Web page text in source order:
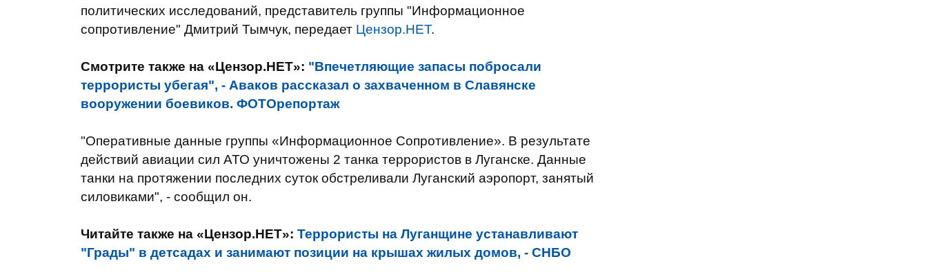
политических исследований, представитель группы "Информационное
сопротивление" Дмитрий Тымчук, передает Цензор.НЕТ.
Смотрите также на «Цензор.НЕТ»: "Впечетляющие запасы побросали
террористы убегая", - Аваков рассказал о захваченном в Славянске
вооружении боевиков. ФОТОрепортаж
"Оперативные данные группы «Информационное Сопротивление». В результате
действий авиации сил АТО уничтожены 2 танка террористов в Луганске. Данные
танки на протяжении последних суток обстреливали Луганский аэропорт, занятый
силовиками", - сообщил он.
Читайте также на «Цензор.НЕТ»: Террористы на Луганщине устанавливают
"Грады" в детсадах и занимают позиции на крышах жилых домов, - СНБО